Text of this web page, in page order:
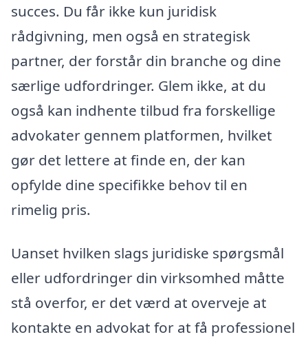
succes. Du får ikke kun juridisk
rådgivning, men også en strategisk
partner, der forstår din branche og dine
særlige udfordringer. Glem ikke, at du
også kan indhente tilbud fra forskellige
advokater gennem platformen, hvilket
gør det lettere at finde en, der kan
opfylde dine specifikke behov til en
rimelig pris.
Uanset hvilken slags juridiske spørgsmål
eller udfordringer din virksomhed måtte
stå overfor, er det værd at overveje at
kontakte en advokat for at få professionel